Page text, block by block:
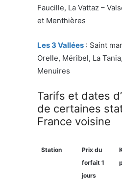
Faucille, La Vattaz –
et Menthières
Les 3 Vallées : Saint
Orelle, Méribel, La
Menuires
Tarifs et dates
de certaines
France voisine
Station
Prix du
forfait 1
jours